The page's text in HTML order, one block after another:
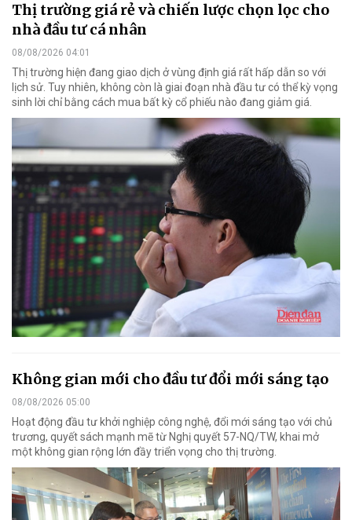
Thị trường giá rẻ và chiến lược chọn lọc cho
nhà đầu tư cá nhân
08/08/2026 04:01
Thị trường hiện đang giao dịch ở vùng định giá rất hấp dẫn so với
lịch sử. Tuy nhiên, không còn là giai đoạn nhà đầu tư có thể kỳ vọng
sinh lời chỉ bằng cách mua bất kỳ cổ phiếu nào đang giảm giá.
Không gian mới cho đầu tư đổi mới sáng tạo
08/08/2026 05:00
Hoạt động đầu tư khởi nghiệp công nghệ, đổi mới sáng tạo với chủ
trương, quyết sách mạnh mẽ từ Nghị quyết 57-NQ/TW, khai mở
một không gian rộng lớn đầy triển vọng cho thị trường.